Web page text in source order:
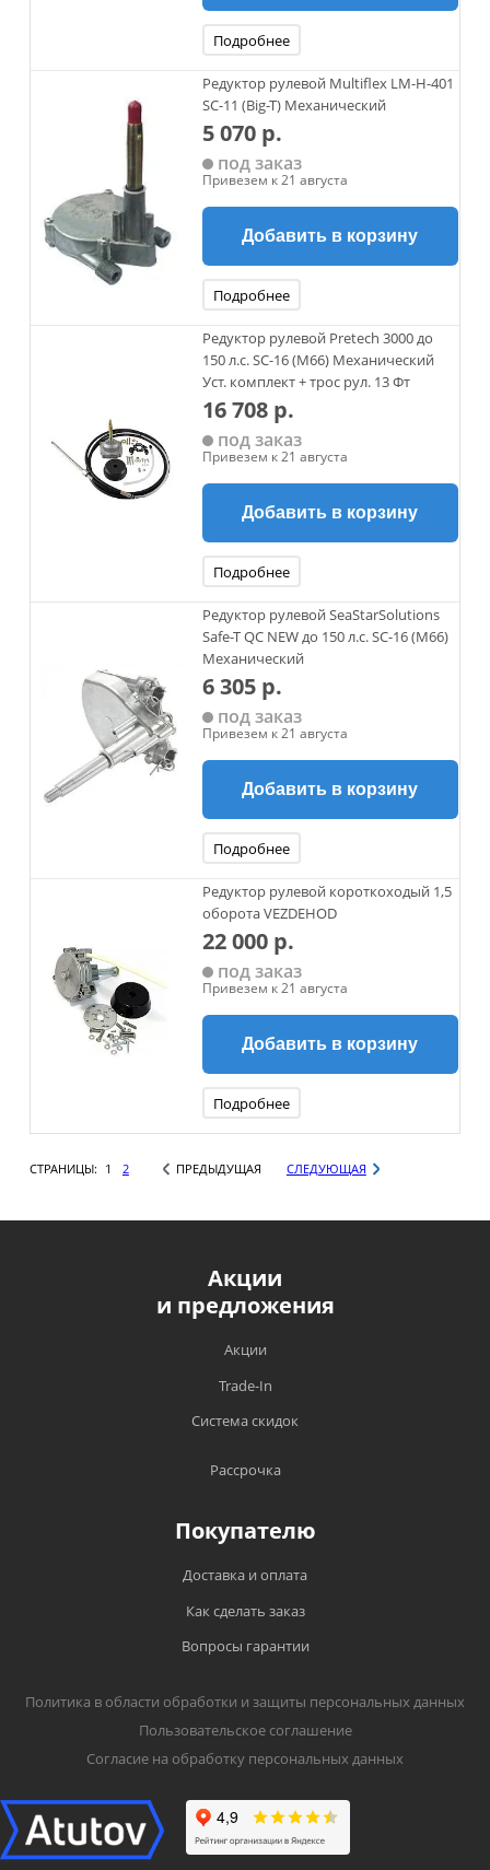
Подробнее
Редуктор рулевой Multiflex LM-H-401
SC-11 (Big-T) Механический
5 070 р.
под заказ
Привезем к 21 августа
Добавить в корзину
Подробнее
Редуктор рулевой Pretech 3000 до
150 л.с. SC-16 (M66) Механический
Уст. комплект + трос рул. 13 Фт
16 708 р.
под заказ
Привезем к 21 августа
Добавить в корзину
Подробнее
Редуктор рулевой SeaStarSolutions
Safe-T QC NEW до 150 л.с. SC-16 (M66)
Механический
6 305 р.
под заказ
Привезем к 21 августа
Добавить в корзину
Подробнее
Редуктор рулевой короткоходый 1,5
оборота VEZDEHOD
22 000 р.
под заказ
Привезем к 21 августа
Добавить в корзину
Подробнее
СТРАНИЦЫ: 1 2 ПРЕДЫДУЩАЯ СЛЕДУЮЩАЯ
Акции
и предложения
Акции
Trade-In
Система скидок
Рассрочка
Покупателю
Доставка и оплата
Как сделать заказ
Вопросы гарантии
Политика в области обработки и защиты персональных данных
Пользовательское соглашение
Согласие на обработку персональных данных